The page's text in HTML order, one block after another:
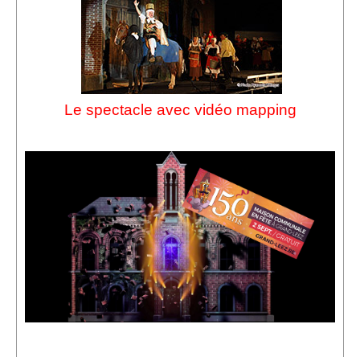
Le spectacle avec vidéo mapping